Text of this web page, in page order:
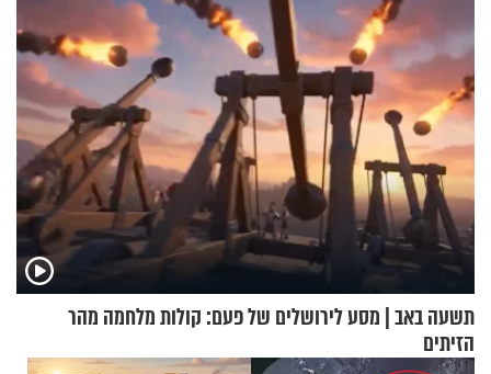
תשעה באב | מסע לירושלים של פעם: קולות מלחמה מהר
הזיתים